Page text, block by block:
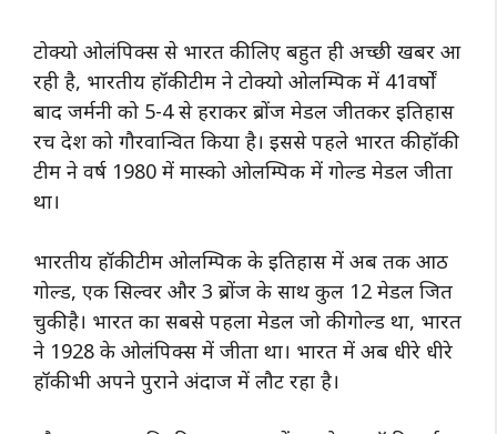
टोक्यो ओलंपिक्स से भारत की लिए बहुत ही अच्छी खबर आ
रही है, भारतीय हॉकी टीम ने टोक्यो ओलम्पिक में 41वर्षों
बाद जर्मनी को 5-4 से हराकर ब्रोंज मेडल जीतकर इतिहास
रच देश को गौरवान्वित किया है। इससे पहले भारत की हॉकी
टीम ने वर्ष 1980 में मास्को ओलम्पिक में गोल्ड मेडल जीता
था।
भारतीय हॉकी टीम ओलम्पिक के इतिहास में अब तक आठ
गोल्ड, एक सिल्वर और 3 ब्रोंज के साथ कुल 12 मेडल जित
चुकी है। भारत का सबसे पहला मेडल जो की गोल्ड था, भारत
ने 1928 के ओलंपिक्स में जीता था। भारत में अब धीरे धीरे
हॉकी भी अपने पुराने अंदाज में लौट रहा है।